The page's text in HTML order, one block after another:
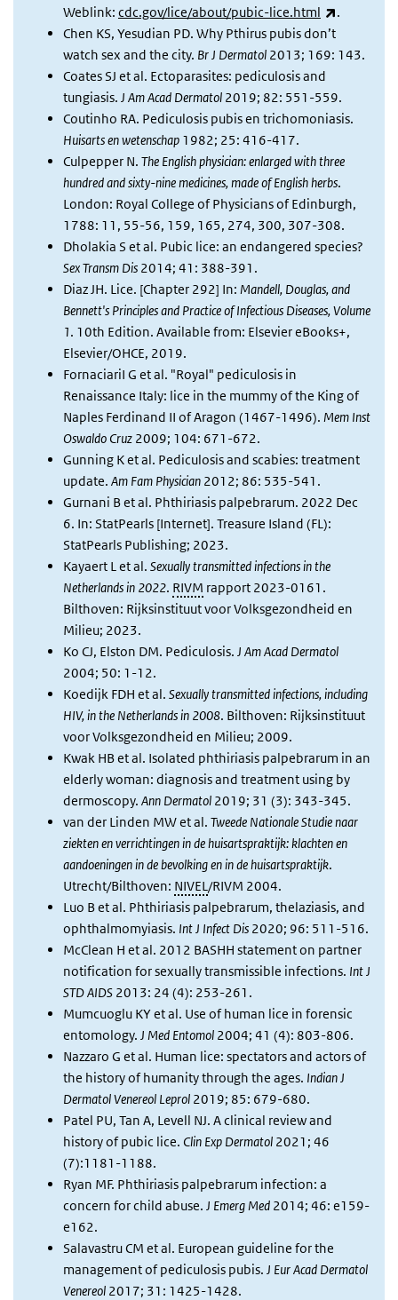
Weblink: cdc.gov/lice/about/pubic-lice.html (externe
.
Chen KS, Yesudian PD. Why Pthirus pubis don’t
watch sex and the city. Br J Dermatol 2013; 169: 143.
Coates SJ et al. Ectoparasites: pediculosis and
tungiasis. J Am Acad Dermatol 2019; 82: 551-559.
Coutinho RA. Pediculosis pubis en trichomoniasis.
Huisarts en wetenschap 1982; 25: 416-417.
Culpepper N. The English physician: enlarged with three
hundred and sixty-nine medicines, made of English herbs.
London: Royal College of Physicians of Edinburgh,
1788: 11, 55-56, 159, 165, 274, 300, 307-308.
Dholakia S et al. Pubic lice: an endangered species?
Sex Transm Dis 2014; 41: 388-391.
Diaz JH. Lice. [Chapter 292] In: Mandell, Douglas, and
Bennett's Principles and Practice of Infectious Diseases, Volume
1. 10th Edition. Available from: Elsevier eBooks+,
Elsevier/OHCE, 2019.
FornaciariI G et al. "Royal" pediculosis in
Renaissance Italy: lice in the mummy of the King of
Naples Ferdinand II of Aragon (1467-1496). Mem Inst
Oswaldo Cruz 2009; 104: 671-672.
Gunning K et al. Pediculosis and scabies: treatment
update. Am Fam Physician 2012; 86: 535-541.
Gurnani B et al. Phthiriasis palpebrarum. 2022 Dec
6. In: StatPearls [Internet]. Treasure Island (FL):
StatPearls Publishing; 2023.
Kayaert L et al. Sexually transmitted infections in the
Netherlands in 2022. RIVM rapport 2023-0161.
Bilthoven: Rijksinstituut voor Volksgezondheid en
Milieu; 2023.
Ko CJ, Elston DM. Pediculosis. J Am Acad Dermatol
2004; 50: 1-12.
Koedijk FDH et al. Sexually transmitted infections, including
HIV, in the Netherlands in 2008. Bilthoven: Rijksinstituut
voor Volksgezondheid en Milieu; 2009.
Kwak HB et al. Isolated phthiriasis palpebrarum in an
elderly woman: diagnosis and treatment using by
dermoscopy. Ann Dermatol 2019; 31 (3): 343-345.
van der Linden MW et al. Tweede Nationale Studie naar
ziekten en verrichtingen in de huisartspraktijk: klachten en
aandoeningen in de bevolking en in de huisartspraktijk.
Utrecht/Bilthoven: NIVEL/RIVM 2004.
Luo B et al. Phthiriasis palpebrarum, thelaziasis, and
ophthalmomyiasis. Int J Infect Dis 2020; 96: 511-516.
McClean H et al. 2012 BASHH statement on partner
notification for sexually transmissible infections. Int J
STD AIDS 2013: 24 (4): 253-261.
Mumcuoglu KY et al. Use of human lice in forensic
entomology. J Med Entomol 2004; 41 (4): 803-806.
Nazzaro G et al. Human lice: spectators and actors of
the history of humanity through the ages. Indian J
Dermatol Venereol Leprol 2019; 85: 679-680.
Patel PU, Tan A, Levell NJ. A clinical review and
history of pubic lice. Clin Exp Dermatol 2021; 46
(7):1181-1188.
Ryan MF. Phthiriasis palpebrarum infection: a
concern for child abuse. J Emerg Med 2014; 46: e159-
e162.
Salavastru CM et al. European guideline for the
management of pediculosis pubis. J Eur Acad Dermatol
Venereol 2017; 31: 1425-1428.